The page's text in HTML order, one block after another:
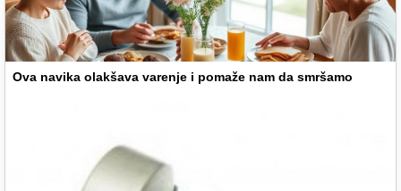
Ova navika olakšava varenje i pomaže nam da smršamo